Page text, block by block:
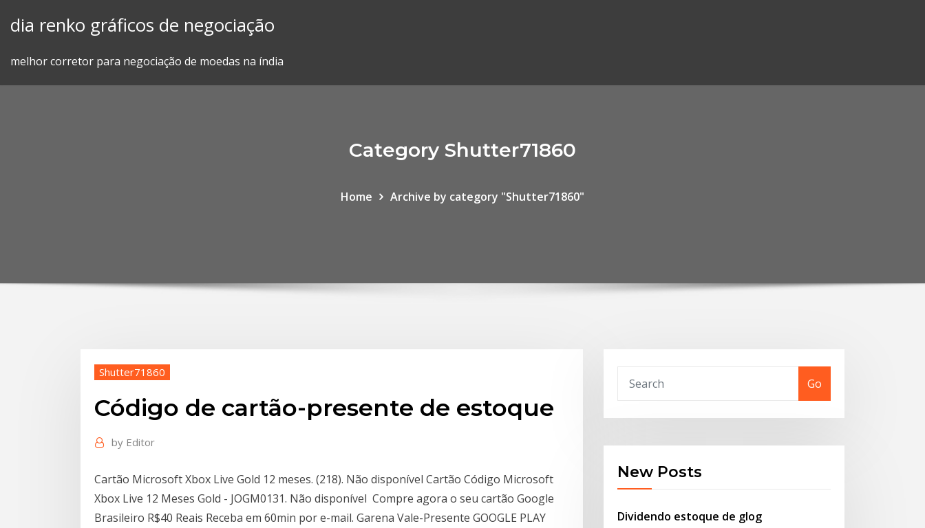
dia renko gráficos de negociação
melhor corretor para negociação de moedas na índia
Category Shutter71860
Home Archive by category "Shutter71860"
Shutter71860
Código de cartão-presente de estoque
by Editor
Cartão Microsoft Xbox Live Gold 12 meses. (218). Não disponível Cartão Código Microsoft
Xbox Live 12 Meses Gold - JOGM0131. Não disponível Compre agora o seu cartão Google
Brasileiro R$40 Reais Receba em 60min por e-mail. Garena Vale-Presente GOOGLE PLAY
Go
New Posts
Dividendo estoque de glog